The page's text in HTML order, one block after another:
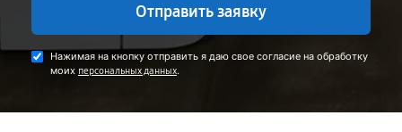
Отправить заявку
Нажимая на кнопку отправить я даю свое согласие на обработку
моих персональных данных.